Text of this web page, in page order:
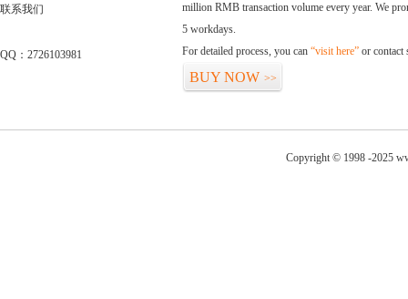
联系我们
QQ：2726103981
million RMB transaction volume every year. We
5 workdays.
For detailed process, you can “visit here” or contact
BUY NOW >>
Copyright © 1998 -2025